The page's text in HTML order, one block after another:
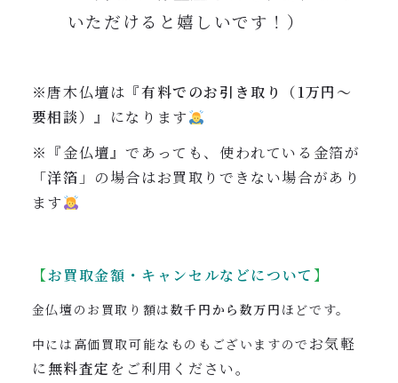
いただけると嬉しいです！）
※唐木仏壇は『有料でのお引き取り（1万円〜
要相談）』になります
※『金仏壇』であっても、使われている金箔が
「洋箔」 の場合はお買取りできない場合があり
ます
【お買取金額・キャンセルなどについて】
金仏壇のお買取り額は数千円から数万円 ほどです。
中には高価買取可能なものもございますので お気軽
に無料査定 をご利用ください。